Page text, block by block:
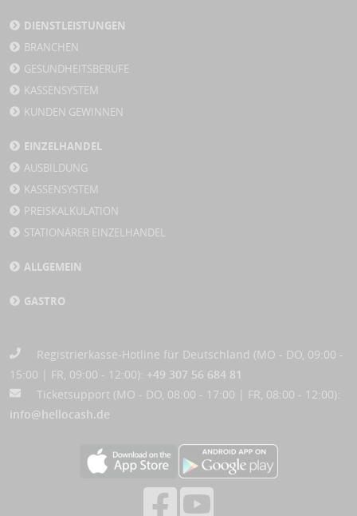
DIENSTLEISTUNGEN
BRANCHEN
GESUNDHEITSBERUFE
KASSENSYSTEM
KUNDEN GEWINNEN
EINZELHANDEL
AUSBILDUNG
KASSENSYSTEM
PREISKALKULATION
STATIONÄRER EINZELHANDEL
ALLGEMEIN
GASTRO
Registrierkasse-Hotline für Deutschland (MO - DO, 09:00 -
15:00 | FR, 09:00 - 12:00): +49 307 56 684 81
Ticketsupport (MO - DO, 08:00 - 17:00 | FR, 08:00 - 12:00):
info@hellocash.de